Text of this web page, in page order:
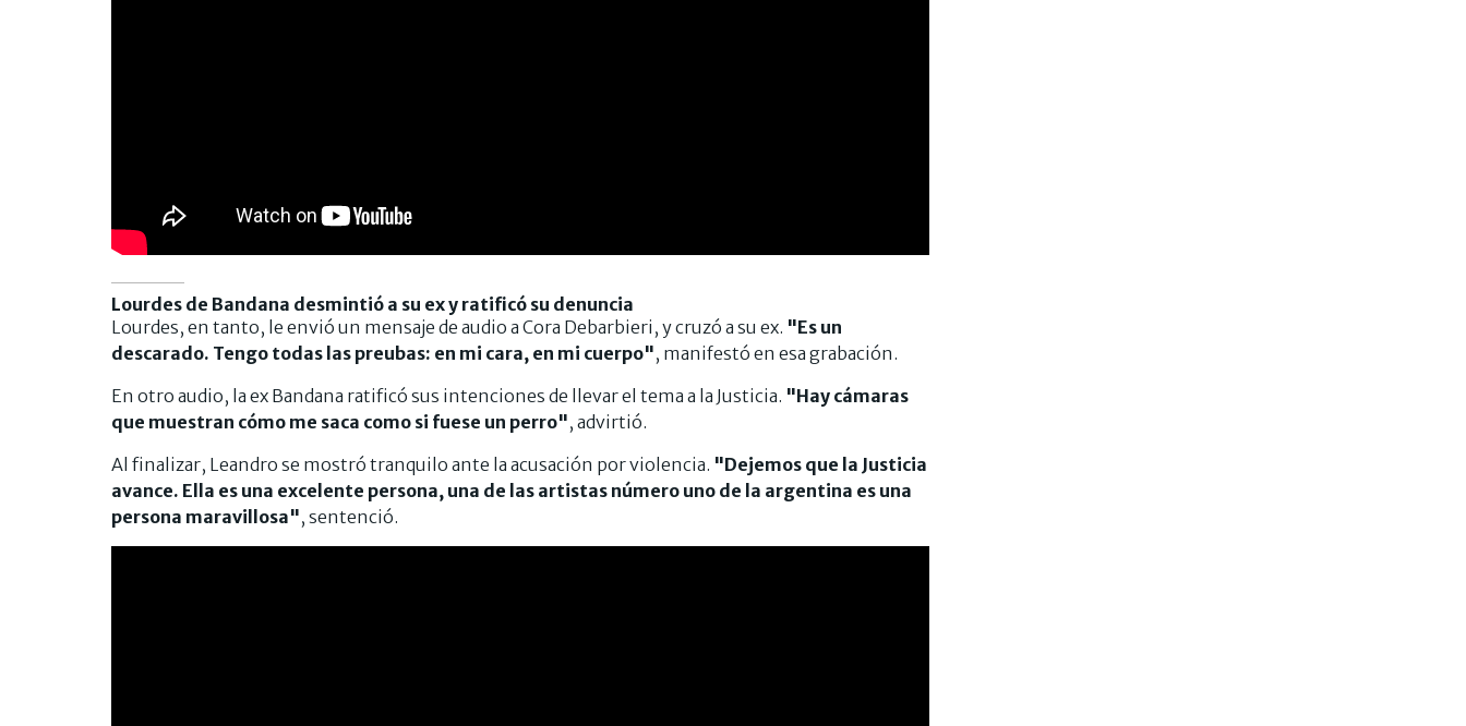
Lourdes de Bandana desmintió a su ex y ratificó su denuncia
Lourdes, en tanto, le envió un mensaje de audio a Cora Debarbieri, y cruzó a su ex. "Es un
descarado. Tengo todas las preubas: en mi cara, en mi cuerpo", manifestó en esa grabación.
En otro audio, la ex Bandana ratificó sus intenciones de llevar el tema a la Justicia. "Hay cámaras
que muestran cómo me saca como si fuese un perro", advirtió.
Al finalizar, Leandro se mostró tranquilo ante la acusación por violencia. "Dejemos que la Justicia
avance. Ella es una excelente persona, una de las artistas número uno de la argentina es una
persona maravillosa", sentenció.